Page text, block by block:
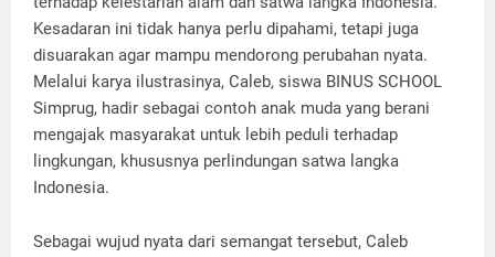
Kesadaran ini tidak hanya perlu dipahami, tetapi juga
disuarakan agar mampu mendorong perubahan nyata.
Melalui karya ilustrasinya, Caleb, siswa BINUS SCHOOL
Simprug, hadir sebagai contoh anak muda yang berani
mengajak masyarakat untuk lebih peduli terhadap
lingkungan, khususnya perlindungan satwa langka
Indonesia.
Sebagai wujud nyata dari semangat tersebut, Caleb